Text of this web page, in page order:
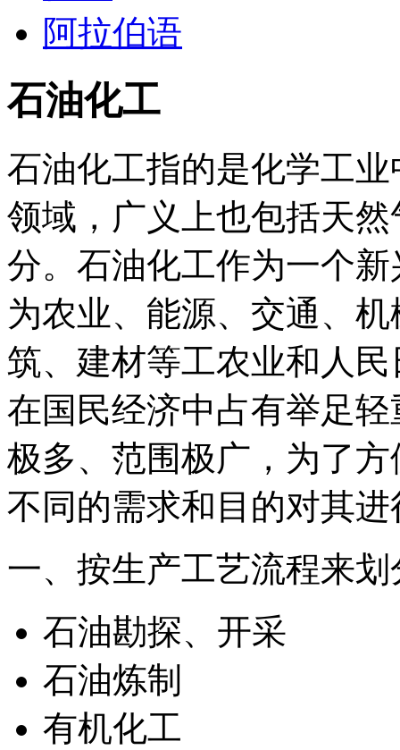
阿拉伯语
石油化工
石油化工指的是化学工
领域，广义上也包括天
分。石油化工作为一个
为农业、能源、交通、
筑、建材等工农业和人
在国民经济中占有举足
极多、范围极广，为了
不同的需求和目的对其
一、按生产工艺流程来
石油勘探、开采
石油炼制
有机化工